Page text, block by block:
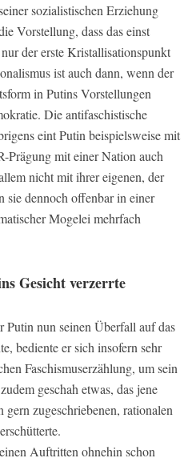
sozialistischen Erziehung
Vorstellung, dass das einst
der erste Kristallisationspunkt
ist auch dann, wenn der
in Putins Vorstellungen
Die antifaschistische
eint Putin beispielsweise mit
mit einer Nation auch
nicht mit ihrer eigenen, der
sie dennoch offenbar in einer
Mogelei mehrfach
Gesicht verzerrte
nun seinen Überfall auf das
bediente er sich insofern sehr
Faschismuserzählung, um sein
geschah etwas, das jene
zugeschriebenen, rationalen
Auftritten ohnehin schon